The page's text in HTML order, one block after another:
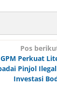
Pos
Perkuat
Pinjol
Investasi